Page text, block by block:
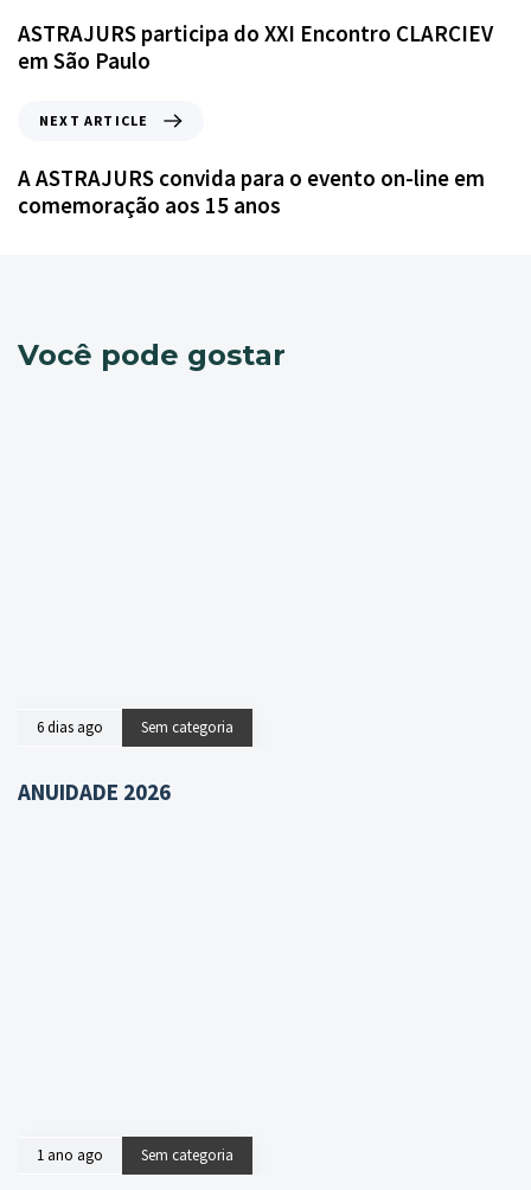
ASTRAJURS participa do XXI Encontro CLARCIEV
em São Paulo
NEXT ARTICLE
A ASTRAJURS convida para o evento on-line em
comemoração aos 15 anos
Você pode gostar
6 dias ago Sem categoria
ANUIDADE 2026
1 ano ago Sem categoria